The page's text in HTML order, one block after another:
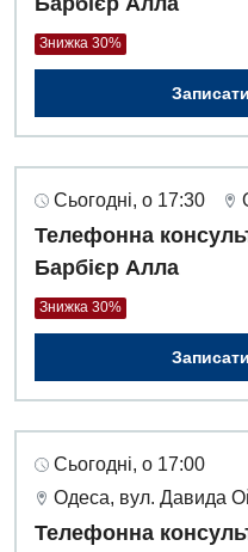
Знижка 30%
Сьогодні, о 17:30
Телефонна
Барбієр Алла
Знижка 30%
Сьогодні, о 17:00
Одеса, вул. Давида
Телефонна